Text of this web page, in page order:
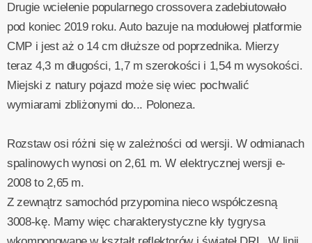
Drugie wcielenie popularnego crossovera zadebiutowało
pod koniec 2019 roku. Auto bazuje na modułowej platformie
CMP i jest aż o 14 cm dłuższe od poprzednika. Mierzy
teraz 4,3 m długości, 1,7 m szerokości i 1,54 m wysokości.
Miejski z natury pojazd może się wiec pochwalić
wymiarami zbliżonymi do... Poloneza.
Rozstaw osi różni się w zależności od wersji. W odmianach
spalinowych wynosi on 2,61 m. W elektrycznej wersji e-
2008 to 2,65 m.
Z zewnątrz samochód przypomina nieco współczesną
3008-kę. Mamy więc charakterystyczne kły tygrysa